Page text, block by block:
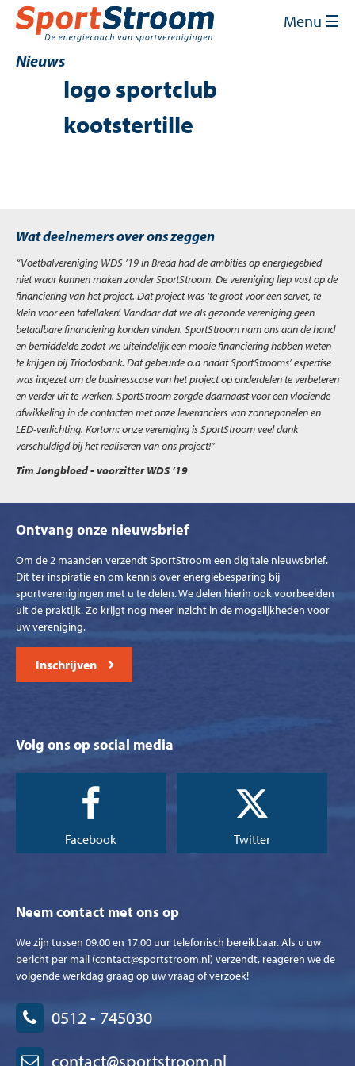
Sluit×
Home
Energie inkopen
Energie besparen
Contact
Mijn SportStroom
Skip
Menu ☰
Nieuws
logo sportclub
kootstertille
Wat deelnemers over ons zeggen
“Voetbalvereniging WDS ’19 in Breda had de ambities op energiegebied
niet waar kunnen maken zonder SportStroom. De vereniging liep vast op de
financiering van het project. Dat project was ‘te groot voor een servet, te
klein voor een tafellaken’. Vandaar dat we als gezonde vereniging geen
betaalbare financiering konden vinden. SportStroom nam ons aan de hand
en bemiddelde zodat we uiteindelijk een mooie financiering hebben weten
te krijgen bij Triodosbank. Dat gebeurde o.a nadat SportStrooms’ expertise
was ingezet om de businesscase van het project op onderdelen te verbeteren
en verder uit te werken. SportStroom zorgde daarnaast voor een vloeiende
afwikkeling in de contacten met onze leveranciers van zonnepanelen en
LED-verlichting. Kortom: onze vereniging is SportStroom veel dank
verschuldigd bij het realiseren van ons project!”
Tim Jongbloed- voorzitter WDS ’19
Ontvang onze nieuwsbrief
Om de 2 maanden verzendt SportStroom een digitale nieuwsbrief.
Dit ter inspiratie en om kennis over energiebesparing bij
sportverenigingen met u te delen. We delen hierin ook voorbeelden
uit de praktijk. Zo krijgt nog meer inzicht in de mogelijkheden voor
uw vereniging.
Inschrijven
Volg ons op social media
Facebook Twitter
Neem contact met ons op
We zijn tussen 09.00 en 17.00 uur telefonisch bereikbaar. Als u uw
bericht per mail (contact@sportstroom.nl) verzendt, reageren we de
volgende werkdag graag op uw vraag of verzoek!
0512 - 745030
contact@sportstroom.nl